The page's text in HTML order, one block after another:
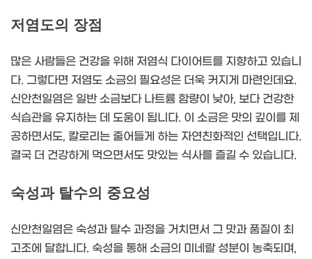
저염도의 장점
많은 사람들은 건강을 위해 저염식 다이어트를 지향하고 있습니
다. 그렇다면 저염도 소금의 필요성은 더욱 커지게 마련인데요.
신안천일염은 일반 소금보다 나트륨 함량이 낮아, 보다 건강한
식습관을 유지하는 데 도움이 됩니다. 이 소금은 맛의 깊이를 제
공하면서도, 칼로리는 줄어들게 하는 자연친화적인 선택입니다.
결국 더 건강하게 먹으면서도 맛있는 식사를 즐길 수 있습니다.
숙성과 탈수의 중요성
신안천일염은 숙성과 탈수 과정을 거치면서 그 맛과 품질이 최
고조에 달합니다. 숙성을 통해 소금의 미네랄 성분이 농축되며,